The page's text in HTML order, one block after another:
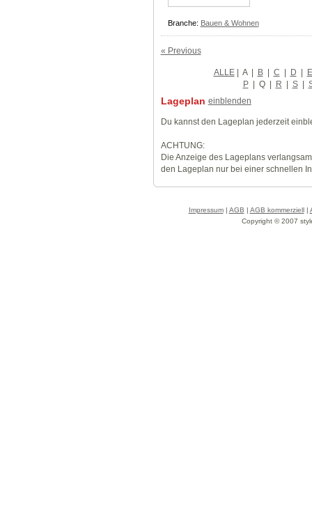
Branche: Bauen & Wohnen
« Previous
ALLE| A| B | C | D | E
P | Q | R | S |
Lageplan einblenden
Du kannst den Lageplan jederzeit
ACHTUNG:
Die Anzeige des Lageplans
den Lageplan nur bei einer schnellen
Impressum| AGB | AGB kommerziell|
Copyright © 2007